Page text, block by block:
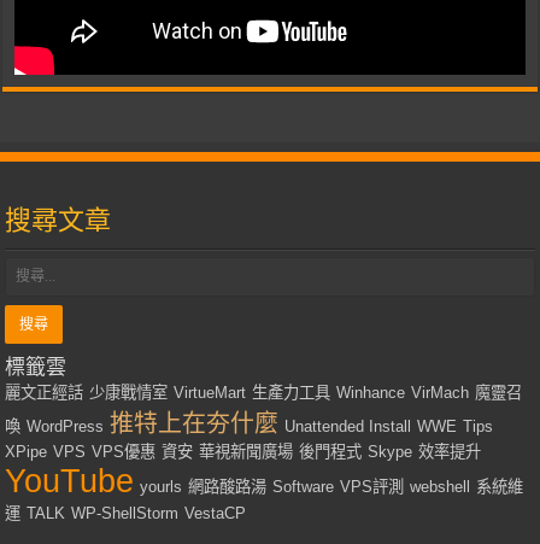
搜尋文章
標籤雲
麗文正經話 少康戰情室 VirtueMart 生產力工具 Winhance VirMach 魔靈召
喚 WordPress 推特上在夯什麼 Unattended Install WWE Tips
XPipe VPS VPS優惠 資安 華視新聞廣場 後門程式 Skype 效率提升
YouTube yourls 網路酸路湯 Software VPS評測 webshell
系統維
運 TALK WP-ShellStorm VestaCP